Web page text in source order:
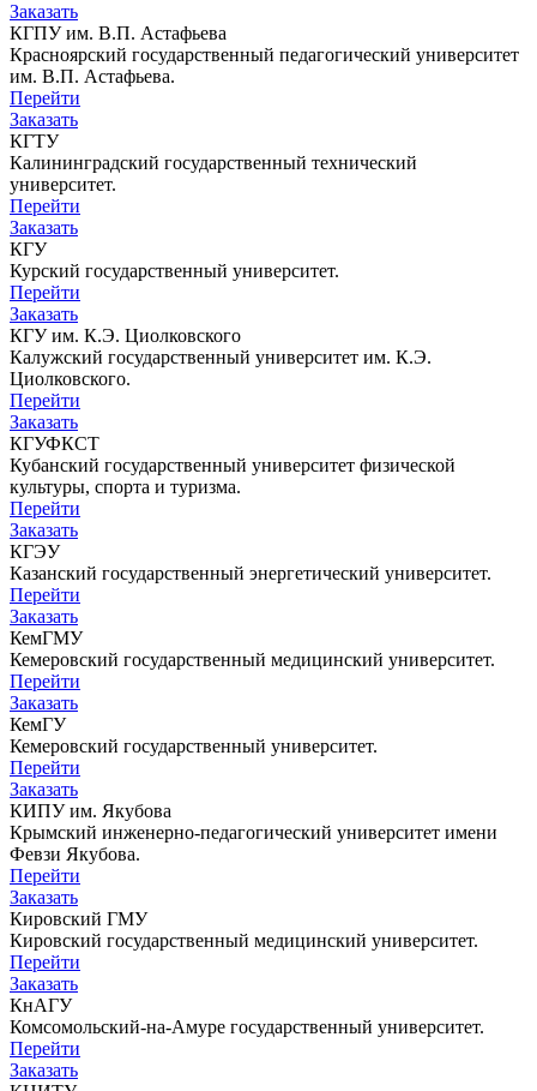
Заказать
КГПУ им. В.П. Астафьева
Красноярский государственный педагогический университет
им. В.П. Астафьева.
Перейти
Заказать
КГТУ
Калининградский государственный технический
университет.
Перейти
Заказать
КГУ
Курский государственный университет.
Перейти
Заказать
КГУ им. К.Э. Циолковского
Калужский государственный университет им. К.Э.
Циолковского.
Перейти
Заказать
КГУФКСТ
Кубанский государственный университет физической
культуры, спорта и туризма.
Перейти
Заказать
КГЭУ
Казанский государственный энергетический университет.
Перейти
Заказать
КемГМУ
Кемеровский государственный медицинский университет.
Перейти
Заказать
КемГУ
Кемеровский государственный университет.
Перейти
Заказать
КИПУ им. Якубова
Крымский инженерно-педагогический университет имени
Февзи Якубова.
Перейти
Заказать
Кировский ГМУ
Кировский государственный медицинский университет.
Перейти
Заказать
КнАГУ
Комсомольский-на-Амуре государственный университет.
Перейти
Заказать